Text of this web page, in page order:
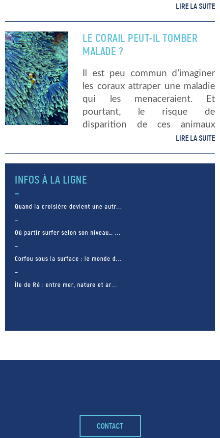
pêche, révèle Greenpeace dans
débris en plastique viennent
[…]
LIRE LA SUITE
LE CORAIL PEUT-IL TOMBER
MALADE ?
Il est peu commun d’imaginer
les coraux attraper une maladie
qui les menaceraient. Et
pourtant, le risque de
disparition de ces animaux
marins est gravement accentué
anthropiques. La richesse des
récifs coralliens Contrairement
LIRE LA SUITE
INFOS À LA LIGNE
Quand la croisière devient une autr...
Où partir surfer selon son niveau… ...
Corfou sous la surface : le monde d...
Île de Ré : entre mer, nature et ar...
POUR LIKER
CONTACT